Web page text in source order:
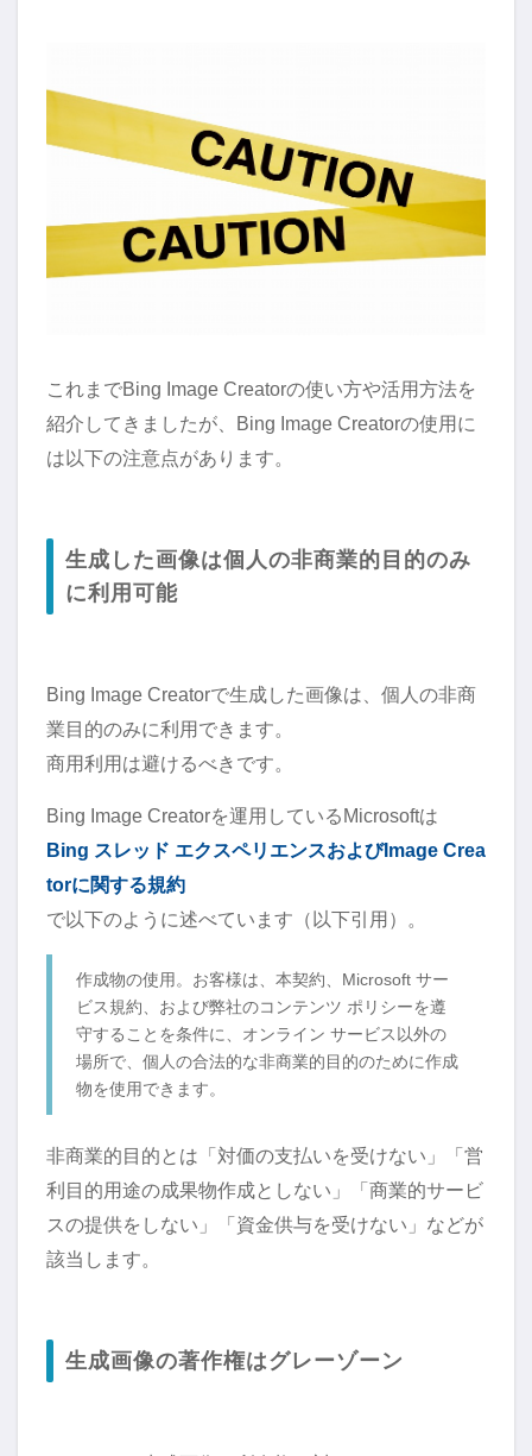
これまでBing Image Creatorの使い方や活用方法を
紹介してきましたが、Bing Image Creatorの使用に
は以下の注意点があります。
生成した画像は個人の非商業的目的のみ
に利用可能
Bing Image Creatorで生成した画像は、個人の非商
業目的のみに利用できます。
商用利用は避けるべきです。
Bing Image Creatorを運用しているMicrosoftは
Bing スレッド エクスペリエンスおよびImage Crea
torに関する規約
で以下のように述べています（以下引用）。
作成物の使用。お客様は、本契約、Microsoft サー
ビス規約、および弊社のコンテンツ ポリシーを遵
守することを条件に、オンライン サービス以外の
場所で、個人の合法的な非商業的目的のために作成
物を使用できます。
非商業的目的とは「対価の支払いを受けない」「営
利目的用途の成果物作成としない」「商業的サービ
スの提供をしない」「資金供与を受けない」などが
該当します。
生成画像の著作権はグレーゾーン